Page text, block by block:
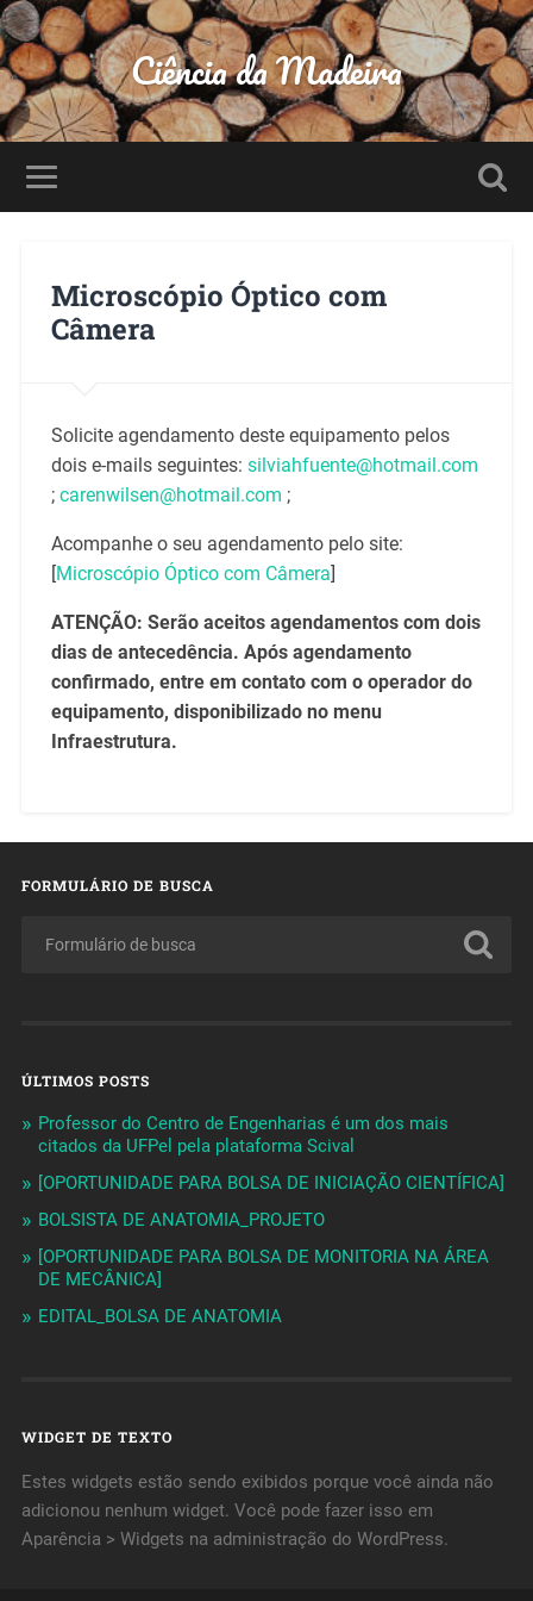
Ciência da Madeira
Microscópio Óptico com
Câmera
Solicite agendamento deste equipamento pelos
dois e-mails seguintes: silviahfuente@hotmail.com
; carenwilsen@hotmail.com ;
Acompanhe o seu agendamento pelo site:
[Microscópio Óptico com Câmera]
ATENÇÃO: Serão aceitos agendamentos com dois
dias de antecedência. Após agendamento
confirmado, entre em contato com o operador do
equipamento, disponibilizado no menu
Infraestrutura.
FORMULÁRIO DE BUSCA
ÚLTIMOS POSTS
Professor do Centro de Engenharias é um dos mais
citados da UFPel pela plataforma Scival
[OPORTUNIDADE PARA BOLSA DE INICIAÇÃO CIENTÍFICA]
BOLSISTA DE ANATOMIA_PROJETO
[OPORTUNIDADE PARA BOLSA DE MONITORIA NA ÁREA
DE MECÂNICA]
EDITAL_BOLSA DE ANATOMIA
WIDGET DE TEXTO
Estes widgets estão sendo exibidos porque você ainda não
adicionou nenhum widget. Você pode fazer isso em
Aparência > Widgets na administração do WordPress.